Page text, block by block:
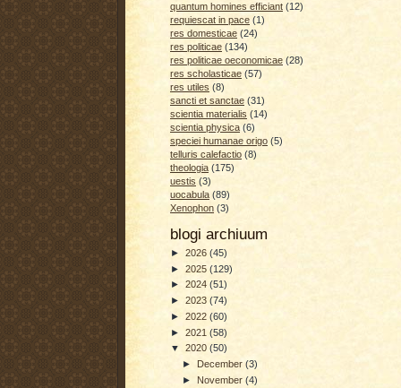
quantum homines efficiant (12)
requiescat in pace (1)
res domesticae (24)
res politicae (134)
res politicae oeconomicae (28)
res scholasticae (57)
res utiles (8)
sancti et sanctae (31)
scientia materialis (14)
scientia physica (6)
speciei humanae origo (5)
telluris calefactio (8)
theologia (175)
uestis (3)
uocabula (89)
Xenophon (3)
blogi archiuum
► 2026 (45)
► 2025 (129)
► 2024 (51)
► 2023 (74)
► 2022 (60)
► 2021 (58)
▼ 2020 (50)
►
December(3)
► November(4)